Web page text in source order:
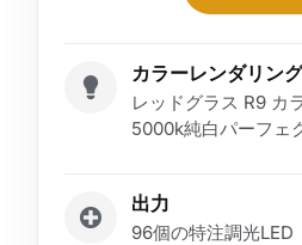
カラーレンダリング
レッドグラス R9 カ
5000k純白パーフェ
出力
96個の特注調光LED